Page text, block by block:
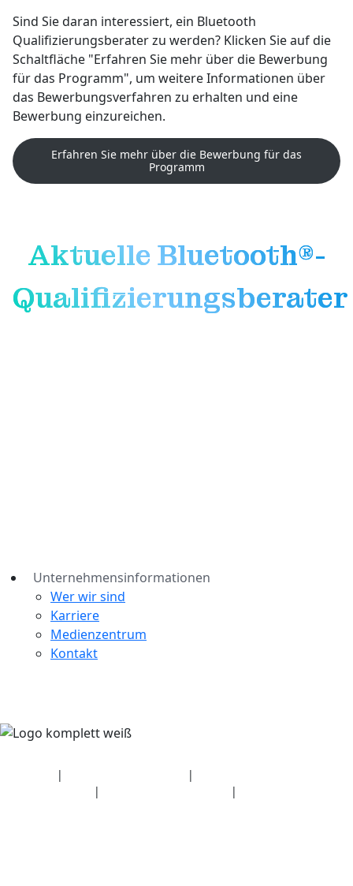
Sind Sie daran interessiert, ein Bluetooth
Qualifizierungsberater zu werden? Klicken Sie auf die
Schaltfläche "Erfahren Sie mehr über die Bewerbung
für das Programm", um weitere Informationen über
das Bewerbungsverfahren zu erhalten und eine
Bewerbung einzureichen.
Erfahren Sie mehr über die Bewerbung für das
Programm
Aktuelle Bluetooth®-
Qualifizierungsberater
Unternehmensinformationen
Wer wir sind
Karriere
Medienzentrum
Kontakt
| |
|
|